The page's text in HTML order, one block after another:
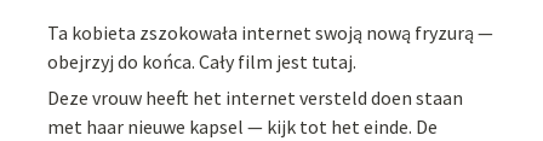
Ta kobieta zszokowała internet swoją nową fryzurą —
obejrzyj do końca. Cały film jest tutaj.
Deze vrouw heeft het internet versteld doen staan
met haar nieuwe kapsel — kijk tot het einde. De